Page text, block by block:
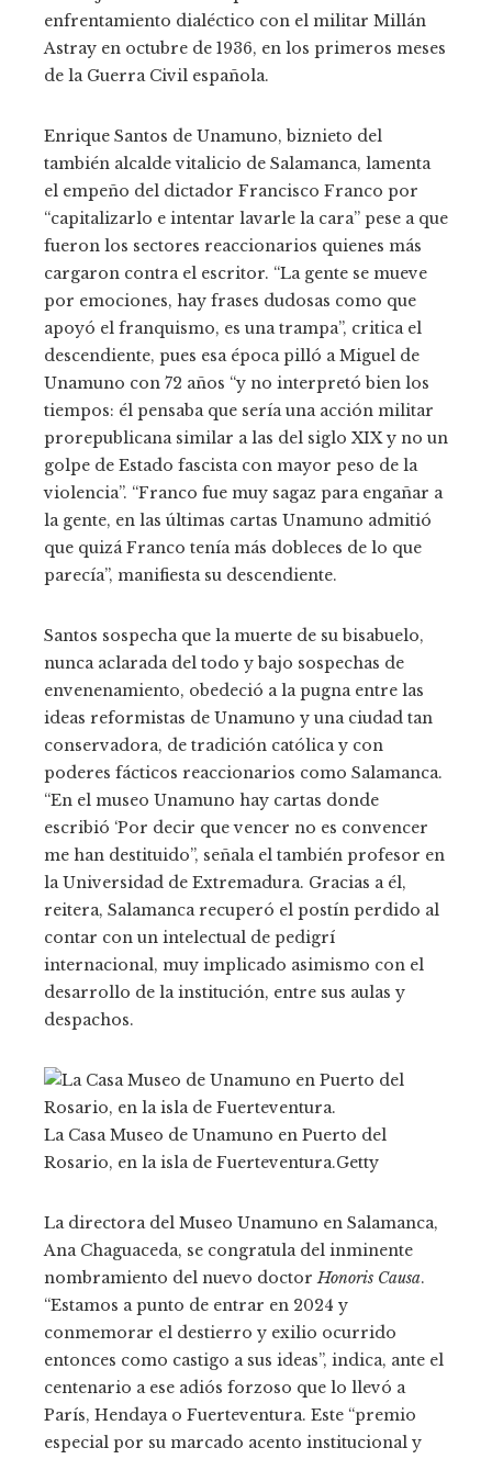
enfrentamiento dialéctico con el militar Millán
Astray en octubre de 1936, en los primeros meses
de la Guerra Civil española.
Enrique Santos de Unamuno, biznieto del
también alcalde vitalicio de Salamanca, lamenta
el empeño del dictador Francisco Franco por
“capitalizarlo e intentar lavarle la cara” pese a que
fueron los sectores reaccionarios quienes más
cargaron contra el escritor. “La gente se mueve
por emociones, hay frases dudosas como que
apoyó el franquismo, es una trampa”, critica el
descendiente, pues esa época pilló a Miguel de
Unamuno con 72 años “y no interpretó bien los
tiempos: él pensaba que sería una acción militar
prorepublicana similar a las del siglo XIX y no un
golpe de Estado fascista con mayor peso de la
violencia”. “Franco fue muy sagaz para engañar a
la gente, en las últimas cartas Unamuno admitió
que quizá Franco tenía más dobleces de lo que
parecía”, manifiesta su descendiente.
Santos sospecha que la muerte de su bisabuelo,
nunca aclarada del todo y bajo sospechas de
envenenamiento, obedeció a la pugna entre las
ideas reformistas de Unamuno y una ciudad tan
conservadora, de tradición católica y con
poderes fácticos reaccionarios como Salamanca.
“En el museo Unamuno hay cartas donde
escribió ‘Por decir que vencer no es convencer
me han destituido”, señala el también profesor en
la Universidad de Extremadura. Gracias a él,
reitera, Salamanca recuperó el postín perdido al
contar con un intelectual de pedigrí
internacional, muy implicado asimismo con el
desarrollo de la institución, entre sus aulas y
despachos.
La Casa Museo de Unamuno en Puerto del
Rosario, en la isla de Fuerteventura.Getty
La directora del Museo Unamuno en Salamanca,
Ana Chaguaceda, se congratula del inminente
nombramiento del nuevo doctor Honoris Causa.
“Estamos a punto de entrar en 2024 y
conmemorar el destierro y exilio ocurrido
entonces como castigo a sus ideas”, indica, ante el
centenario a ese adiós forzoso que lo llevó a
París, Hendaya o Fuerteventura. Este “premio
especial por su marcado acento institucional y